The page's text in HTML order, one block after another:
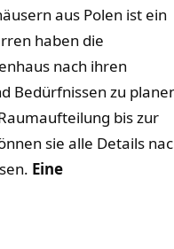
​aus Polen​ ist ein
haben die
nach ihren
Bedürfnissen zu
bis zur
sie alle Details
Eine